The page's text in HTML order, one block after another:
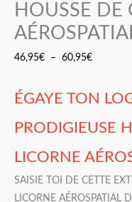
HOUSSE DE
46,95€ – 60,95€
ÉGAYE TON
PRODIGIEUSE
LICORNE
SAISIE TOI DE CETTE
LICORNE AÉROSPATIAL